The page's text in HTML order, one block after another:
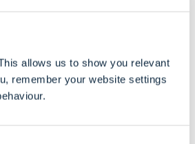
allows us to show you relevant
remember your website settings
zo snel mogelijk contact
een ontvangen rekening?
van je vraag raden wij je
op te nemen met het bedrijf